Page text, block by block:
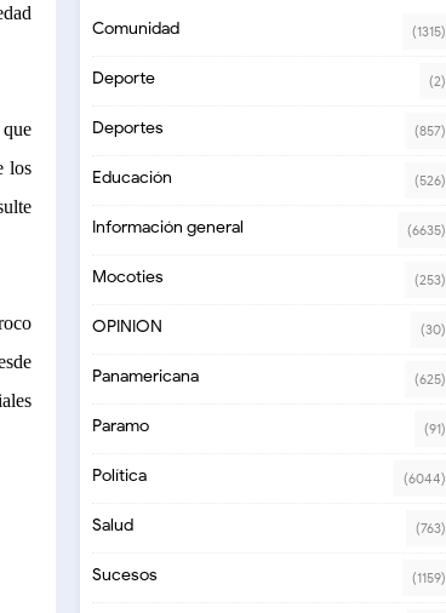
los
Comunidad (1315)
Deporte (2)
Deportes (857)
Educación (526)
Información general (6635)
Mocoties (253)
OPINION (30)
Panamericana (625)
Paramo (91)
Política (6044)
Salud (763)
Sucesos (1159)